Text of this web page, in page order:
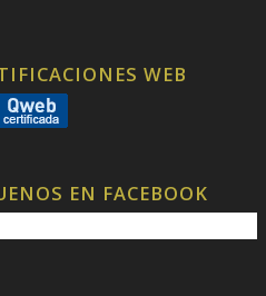
WEB
EN FACEBOOK